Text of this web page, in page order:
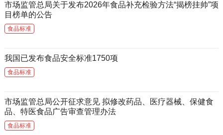
市场监管总局关于发布2026年食品补充检验方法“揭榜挂帅”项
目榜单的公告
食品标准
我国已发布食品安全标准1750项
食品标准
市场监管总局公开征求意见 拟修改药品、医疗器械、保健食
品、特医食品广告审查管理办法
食品标准